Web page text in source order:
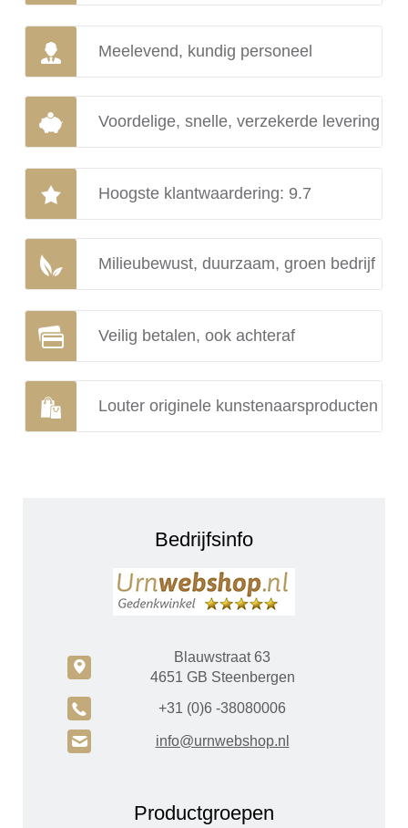
Meelevend, kundig personeel
Voordelige, snelle, verzekerde levering
Hoogste klantwaardering: 9.7
Milieubewust, duurzaam, groen bedrijf
Veilig betalen, ook achteraf
Louter originele kunstenaarsproducten
Bedrijfsinfo
c
Blauwstraat 63
4651 GB Steenbergen
A +31 (0)6 -38080006
H info@urnwebshop.nl
Productgroepen